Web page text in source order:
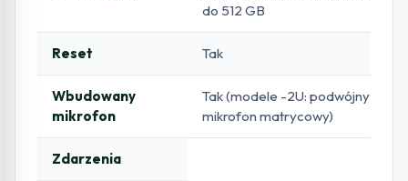
do 512 GB
Reset Tak
Wbudowany
mikrofon
Tak (modele -2U: podwójny
mikrofon matrycowy)
Zdarzenia